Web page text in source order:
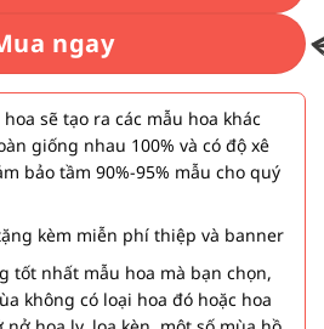
ngay
sẽ tạo ra các mẫu hoa khác
giống nhau 100% và có độ xê
bảo tầm 90%-95% mẫu cho quý
kèm miễn phí thiệp và banner
tốt nhất mẫu hoa mà bạn chọn,
không có loại hoa đó hoặc hoa